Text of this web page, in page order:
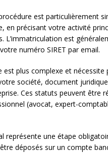
est particulièrement
en précisant votre activité
L’immatriculation est
numéro SIRET par email.
plus complexe et nécessite
société, document
Ces statuts peuvent être
(avocat, expert-
représente une étape
déposés sur un compte